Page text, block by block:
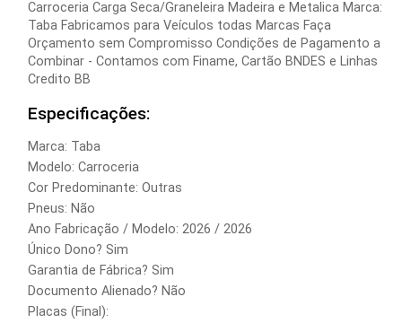
Carroceria Carga Seca/Graneleira Madeira e Metalica Marca:
Taba Fabricamos para Veículos todas Marcas Faça
Orçamento sem Compromisso Condições de Pagamento a
Combinar - Contamos com Finame, Cartão BNDES e Linhas
Credito BB
Especificações:
Marca: Taba
Modelo: Carroceria
Cor Predominante: Outras
Pneus: Não
Ano Fabricação / Modelo: 2026 / 2026
Único Dono? Sim
Garantia de Fábrica? Sim
Documento Alienado? Não
Placas (Final):